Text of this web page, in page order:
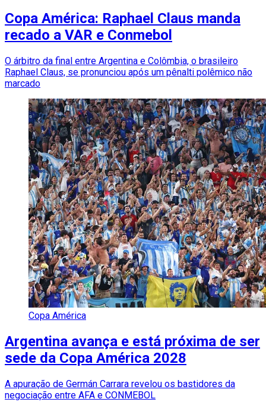
Copa América: Raphael Claus manda
recado a VAR e Conmebol
O árbitro da final entre Argentina e Colômbia, o brasileiro
Raphael Claus, se pronunciou após um pênalti polêmico não
marcado
Copa América
Argentina avança e está próxima de ser
sede da Copa América 2028
A apuração de Germán Carrara revelou os bastidores da
negociação entre AFA e CONMEBOL